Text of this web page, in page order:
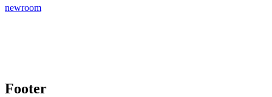
newroom
Footer